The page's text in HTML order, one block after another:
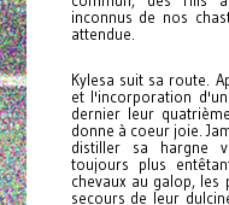
inconnus de nos
attendue.
Kylesa suit sa route.
et l'incorporation
dernier leur
donne à coeur joie.
distiller sa hargne
toujours plus
chevaux au galop, les
secours de leur